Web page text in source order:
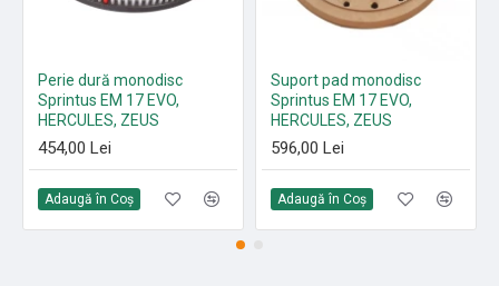
Perie dură monodisc
Sprintus EM 17 EVO,
HERCULES, ZEUS
454,00 Lei
Adaugă în Coş
Suport pad monodisc
Sprintus EM 17 EVO,
HERCULES, ZEUS
596,00 Lei
Adaugă în Coş